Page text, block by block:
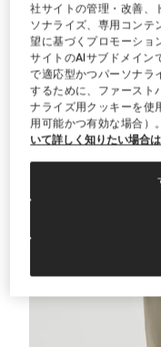
グレンチェック
グレンチェック
¥ 756,800
社サイトの管理・改善、
ソナライズ、専用コンテ
望に基づくプロモーショ
サイトのAIサブドメイン
で適応型かつパーソナラ
するために、ファースト
ナライズ用クッキーを使
用可能かつ有効な場合）。
いて詳しく知りたい場合